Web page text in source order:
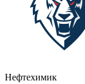
Нефтехимик